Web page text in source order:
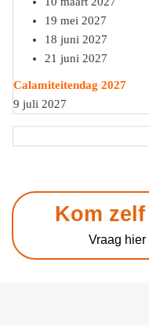
19 mei 2027
18 juni 2027
21 juni 2027
Calamiteitendag 2027
9 juli 2027
Kom
Vraag